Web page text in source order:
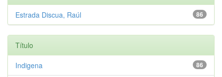
86
Estrada Discua, Raúl
Título
86
Indigena